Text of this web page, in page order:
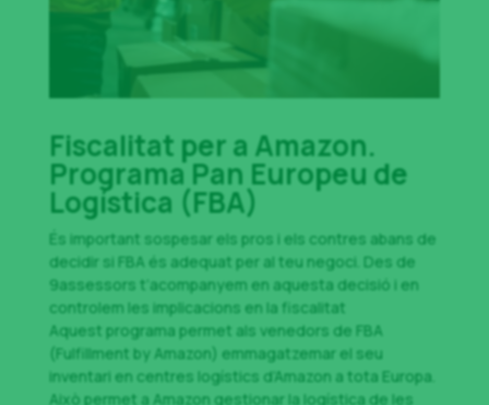
Fiscalitat per a Amazon.
Programa Pan Europeu de
Logística (FBA)
És important sospesar els pros i els contres abans de
decidir si FBA és adequat per al teu negoci. Des de
9assessors t’acompanyem en aquesta decisió i en
controlem les implicacions en la fiscalitat
Aquest programa permet als venedors de FBA
(Fulfillment by Amazon) emmagatzemar el seu
inventari en centres logístics d’Amazon a tota Europa.
Això permet a Amazon gestionar la logística de les